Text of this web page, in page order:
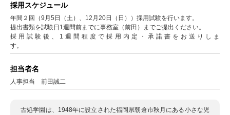
採用スケジュール
年間２回（9月5日（土）、12月20日（日））採用試験を行います。
提出書類を試験日1週間前までに事務室（前田）までご提出ください。
採用試験後、1週間程度で採用内定・承諾書をお送りしま
す。
担当者名
人事担当 前田誠二
古処学園は、1948年に設立された福岡県朝倉市秋月にある小さな児